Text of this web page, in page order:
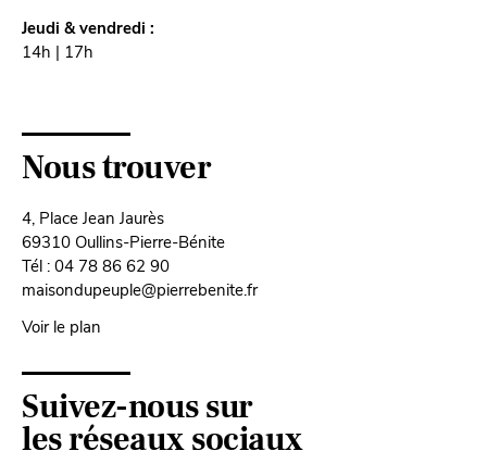
Jeudi & vendredi :
14h | 17h
Nous trouver
4, Place Jean Jaurès
69310 Oullins-Pierre-Bénite
Tél : 04 78 86 62 90
maisondupeuple@pierrebenite.fr
Voir le plan
Suivez-nous sur
les réseaux sociaux